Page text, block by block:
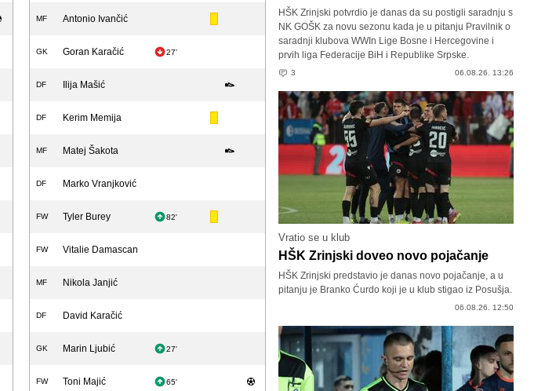
MF Antonio Ivančić
GK Goran Karačić 27'
DF Ilija Mašić
DF Kerim Memija
MF Matej Šakota
DF Marko Vranjković
FW Tyler Burey 82'
FW Vitalie Damascan
MF Nikola Janjić
DF David Karačić
GK Marin Ljubić 27'
FW Toni Majić 65'
HŠK Zrinjski potvrdio je danas da su postigli saradnju s
NK GOŠK za novu sezonu kada je u pitanju Pravilnik o
saradnji klubova WWIn Lige Bosne i Hercegovine i
prvih liga Federacije BiH i Republike Srpske.
3 06.08.26. 13:26
Vratio se u klub
HŠK Zrinjski doveo novo pojačanje
HŠK Zrinjski predstavio je danas novo pojačanje, a u
pitanju je Branko Ćurdo koji je u klub stigao iz Posušja.
06.08.26. 12:50